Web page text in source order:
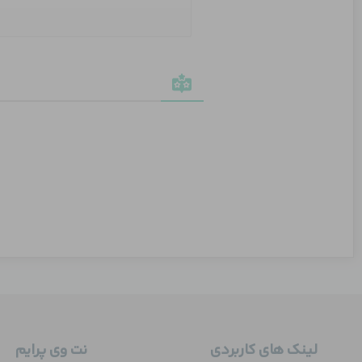
لینک های کاربردی نت وی پرایم